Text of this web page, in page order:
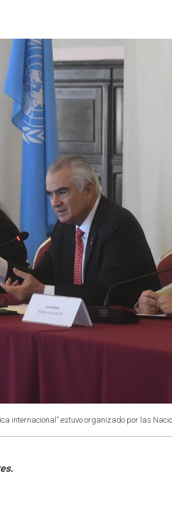
internacional” estuvo organizado por las